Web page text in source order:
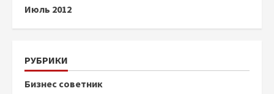
Июль 2012
РУБРИКИ
Бизнес советник